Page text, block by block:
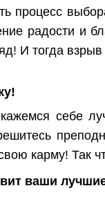
процесс
радости и
И тогда
!
себе
карму! Так
ваши